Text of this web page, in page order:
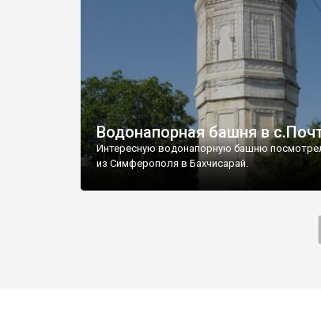
Водонапорная башня в
Интересную водонапорную башню
из Симферополя в Бахчисарай.